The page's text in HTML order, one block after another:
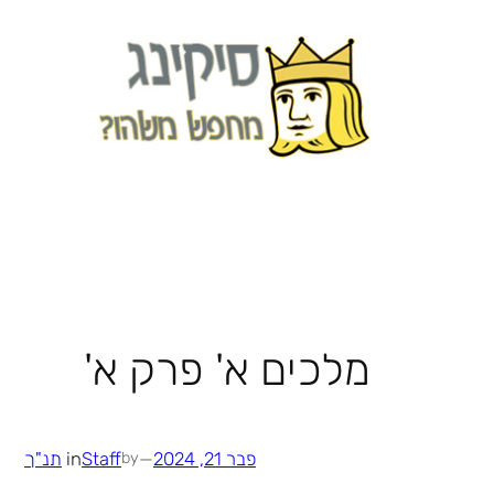
מלכים א' פרק א'
פבר 21, 2024 —
by
Staff
in תנ"ך